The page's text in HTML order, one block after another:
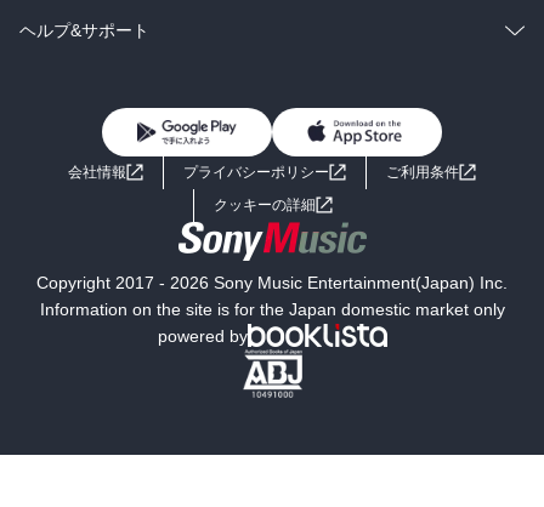
BL・TL
雑誌・グラビア
ラノベ
コミック
ライトノベル 男子向けラノベ
小説
海外小説
ミステリー SF
文学
ヘルプ&サポート
よくあるご質問 お問い合わせ
会社情報 プライバシーポリシー
ご利用条件
クッキーの詳細
Copyright 2017 - 2026 Sony Music Entertainment(Japan) Inc.
Information on the site is for the Japan domestic market only
powered by